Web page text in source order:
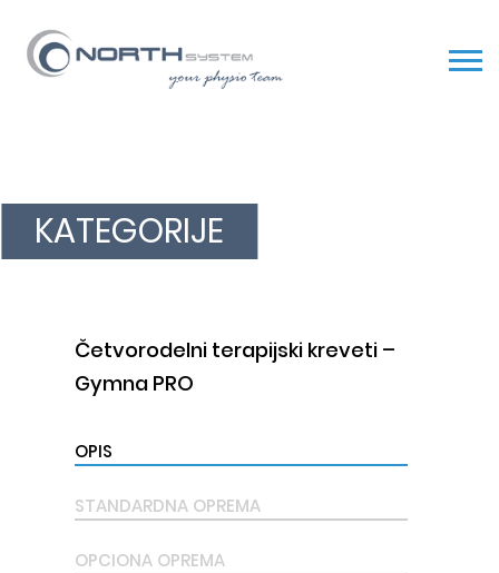
content
KATEGORIJE
Četvorodelni terapijski kreveti –
Gymna PRO
OPIS
STANDARDNA OPREMA
OPCIONA OPREMA